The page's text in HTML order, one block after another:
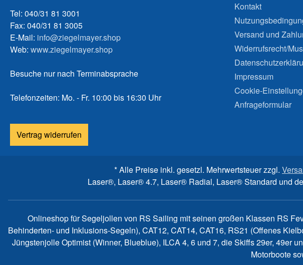
Tel: 040/31 81 3001
Fax: 040/31 81 3005
E-Mail: info@ziegelmayer.shop
Web: www.ziegelmayer.shop
Besuche nur nach Terminabsprache
Telefonzeiten: Mo. - Fr. 10:00 bis 16:30 Uhr
Vertrag widerrufen
Kontakt
Versand und
Widerrufsrecht/
Impressum
Cookie-
Anfrageformular
* Alle Preise inkl. gesetzl. Mehrwertsteuer zzgl.
Laser®, Laser® 4.7, Laser® Radial, Laser® Standard und
Onlineshop für Segeljollen von RS Sailing mit seinen großen Klassen RS
Behinderten- und Inklusions-Segeln), CAT12, CAT14, CAT16, RS21 (Offenes
Jüngstenjolle Optimist (Winner, Blueblue), ILCA 4, 6 und 7, die Skiffs 29er, 49er
Motorboote